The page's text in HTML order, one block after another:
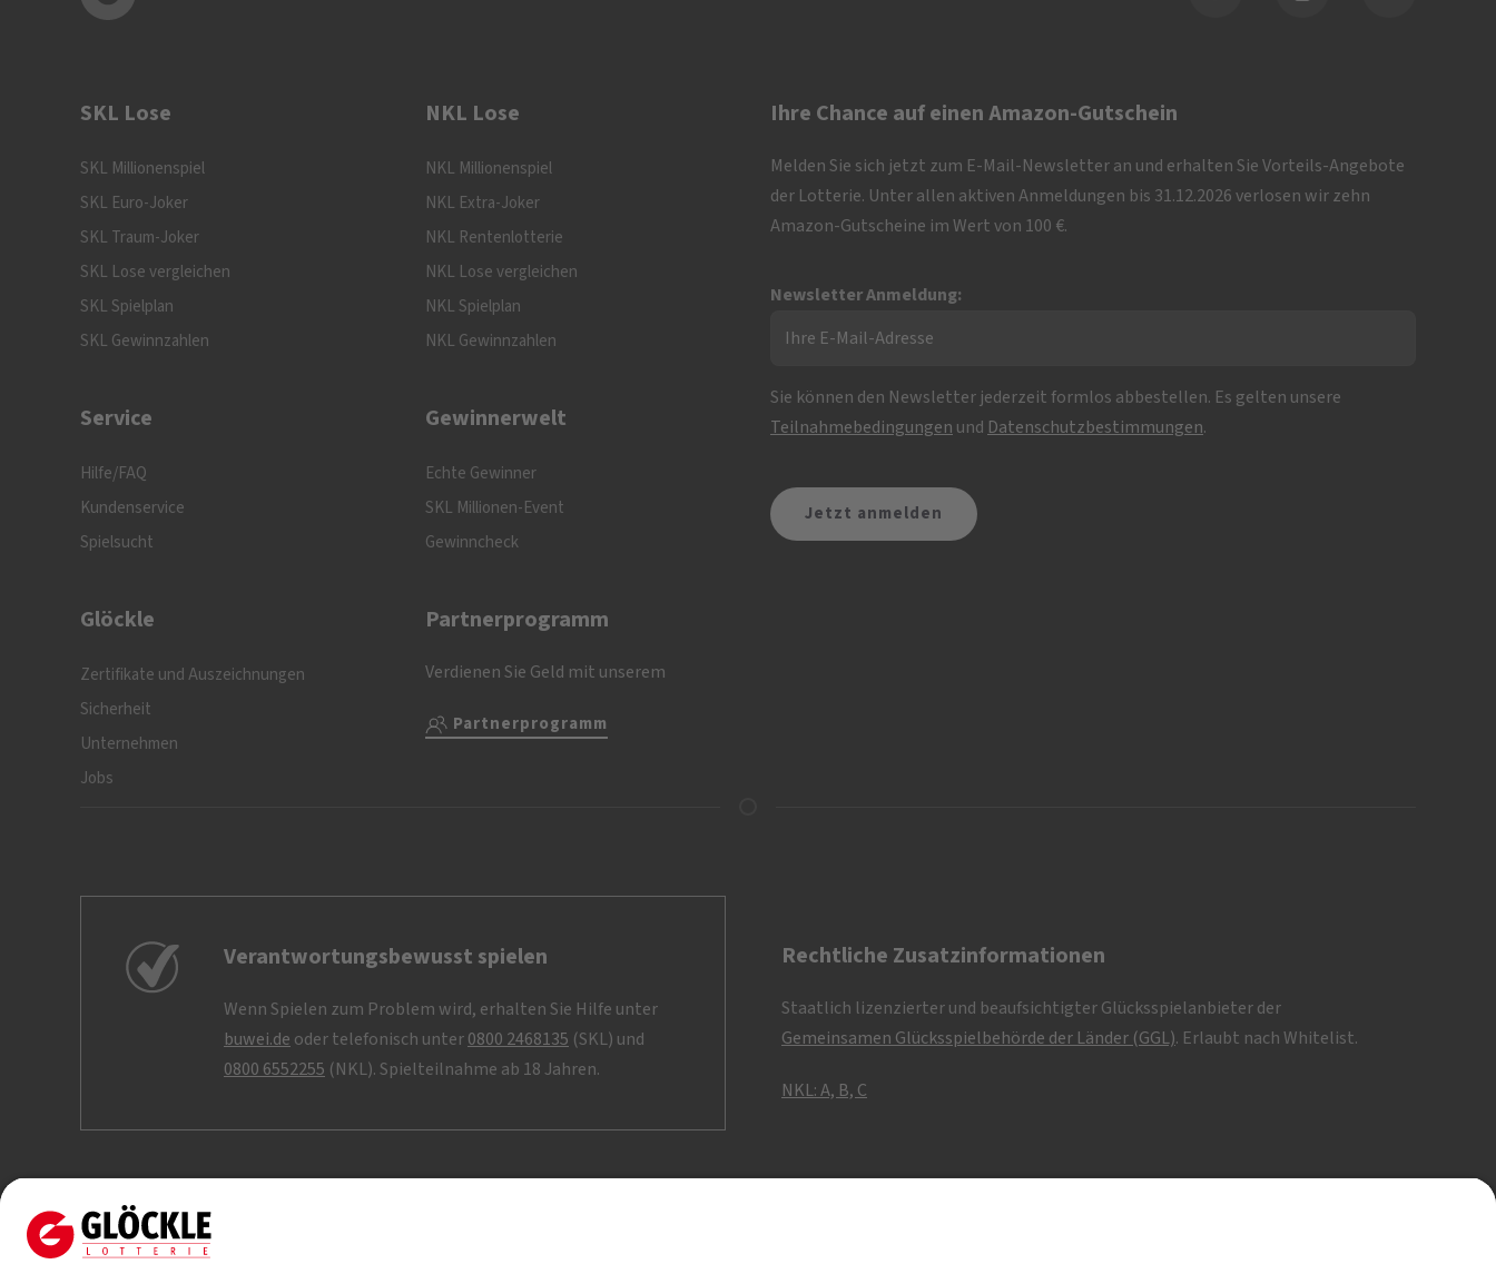
SKL Lose
SKL Millionenspiel
SKL Euro-Joker
SKL Traum-Joker
SKL Lose vergleichen
SKL Spielplan
SKL Gewinnzahlen
Service
Hilfe/FAQ
Kundenservice
Spielsucht
Glöckle
Zertifikate und Auszeichnungen
Sicherheit
Unternehmen
Jobs
NKL Lose
NKL Millionenspiel
NKL Extra-Joker
NKL Rentenlotterie
NKL Lose vergleichen
NKL Spielplan
NKL Gewinnzahlen
Gewinnerwelt
Echte Gewinner
SKL Millionen-Event
Gewinncheck
Partnerprogramm
Verdienen Sie Geld mit unserem
Partnerprogramm
Ihre Chance auf einen Amazon-Gutschein
Melden Sie sich jetzt zum E-Mail-Newsletter an und erhalten Sie Vorteils-Angebote
der Lotterie. Unter allen aktiven Anmeldungen bis 31.12.2026 verlosen wir zehn
Amazon-Gutscheine im Wert von 100 €.
Newsletter Anmeldung:
Sie können den Newsletter jederzeit formlos abbestellen. Es gelten unsere
Teilnahmebedingungen und Datenschutzbestimmungen.
Verantwortungsbewusst spielen
Wenn Spielen zum Problem wird, erhalten Sie Hilfe unter
buwei.de oder telefonisch unter0800 2468135 (SKL) und
0800 6552255 (NKL). Spielteilnahme ab 18 Jahren.
Rechtliche Zusatzinformationen
Staatlich lizenzierter und beaufsichtigter Glücksspielanbieter der
Gemeinsamen Glücksspielbehörde der Länder (GGL). Erlaubt nach Whitelist.
NKL: A, B, C